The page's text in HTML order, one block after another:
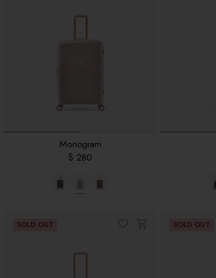
Monogram
$ 280